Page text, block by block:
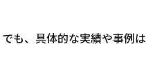
でも、具体的な実績や事例